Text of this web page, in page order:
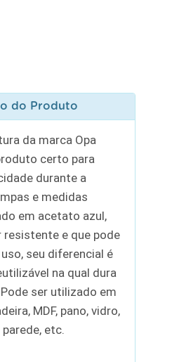
do Produto
da marca Opa
certo para
durante a
e medidas
em acetato azul,
resistente e que pode
seu diferencial é
na qual dura
ser utilizado em
MDF, pano, vidro,
etc.